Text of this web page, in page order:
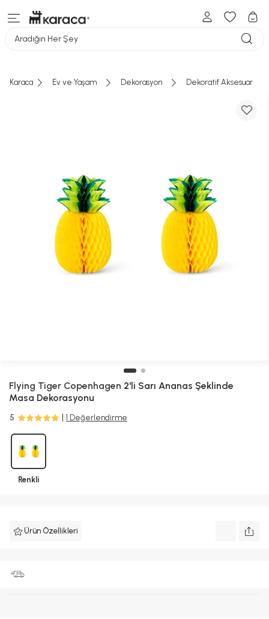
Aradığın Her Şey
Karaca Ev ve Yaşam Dekorasyon Dekoratif Aksesuar
Flying Tiger Copenhagen 2'li Sarı Ananas Şeklinde
Masa Dekorasyonu
5 1 Değerlendirme
Renkli
Ürün Özellikleri